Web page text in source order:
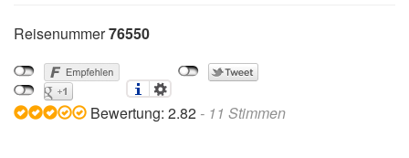
Reisenummer76550
Bewertung: 2.82 - 11 Stimmen